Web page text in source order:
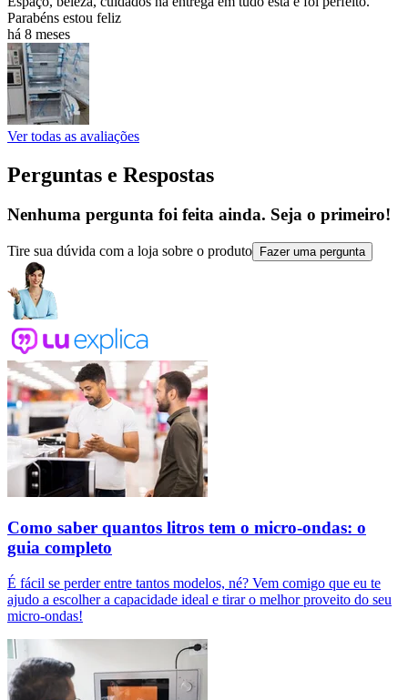
Parabéns estou feliz
há 8 meses
Ver todas as avaliações
Perguntas e Respostas
Nenhuma pergunta foi feita ainda. Seja o primeiro!
Tire sua dúvida com a loja sobre o produto Fazer uma pergunta
Como saber quantos litros tem o micro-ondas: o
guia completo
É fácil se perder entre tantos modelos, né? Vem comigo que eu te
ajudo a escolher a capacidade ideal e tirar o melhor proveito do seu
micro-ondas!